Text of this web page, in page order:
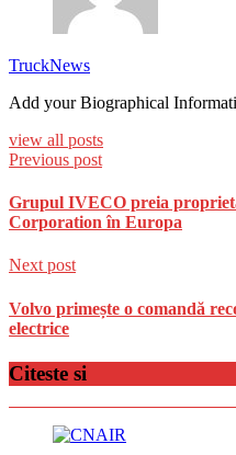
TruckNews
Add your Biographical
view all posts
Previous post
Grupul IVECO preia
Corporation în Europa
Next post
Volvo primește o comandă
electrice
Citeste si